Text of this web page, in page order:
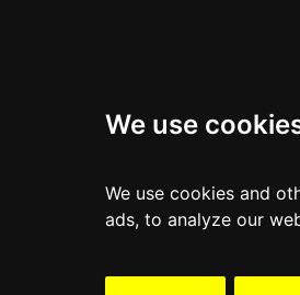
We use
We use cookies and
ads, to analyze our